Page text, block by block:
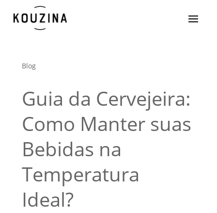
Blog
Guia da Cervejeira:
Como Manter suas
Bebidas na
Temperatura
Ideal?